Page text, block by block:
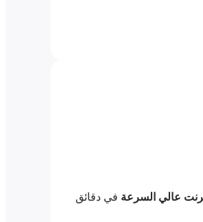
عالي السرعة في دقائق